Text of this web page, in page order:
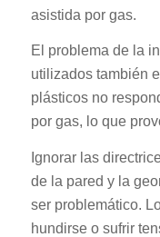
asistida por gas.
El problema de la
utilizados también
plásticos no
por gas, lo que
Ignorar las
de la pared y la
ser problemático.
hundirse o sufrir